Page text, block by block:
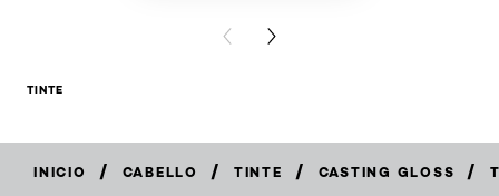
PREVIOUS CARD
NEXT CARD
TINTE
INICIO / CABELLO / TINTE / CASTING GLOSS /